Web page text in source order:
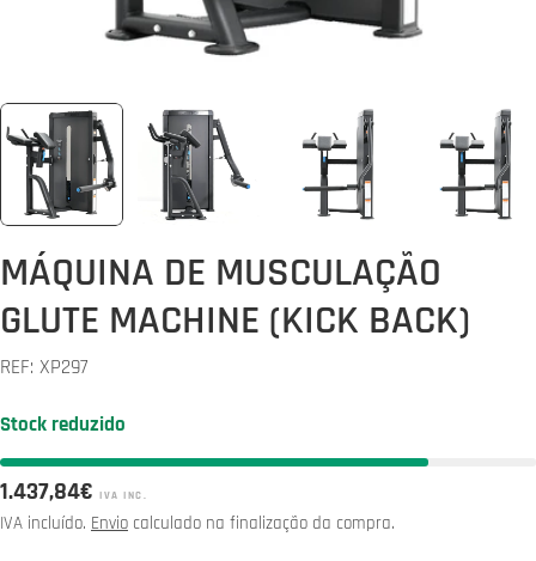
MÁQUINA DE MUSCULAÇÃO
GLUTE MACHINE (KICK BACK)
REF: XP297
Stock reduzido
Preço
normal
1.437,84€ IVA INC.
IVA incluído. Envio calculado na finalização da compra.